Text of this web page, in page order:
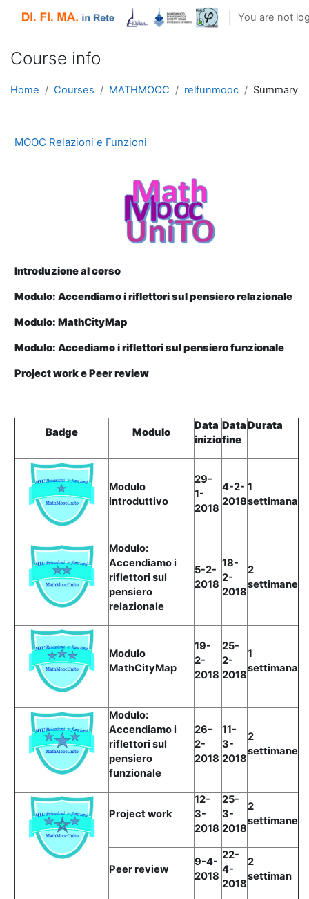
You are not
Course info
Home Courses MATHMOOC relfunmooc Summary
MOOC Relazioni e Funzioni
Introduzione al corso
Modulo: Accendiamo i riflettori sul pensiero relazionale
Modulo: MathCityMap
Modulo: Accediamo i riflettori sul pensiero funzionale
Project work e Peer review
Badge Modulo
Data
inizio
Data
fine
Durata
Modulo
introduttivo
29-
1-
2018
4-2-
2018
1
settimana
Modulo:
Accendiamo i
riflettori sul
pensiero
relazionale
5-2-
2018
18-
2-
2018
2
settimane
Modulo
MathCityMap
19-
2-
2018
25-
2-
2018
1
settimana
Modulo:
Accendiamo i
riflettori sul
pensiero
funzionale
26-
2-
2018
11-
3-
2018
2
settimane
Project work
12-
3-
2018
25-
3-
2018
2
settimane
Peer review
9-4-
2018
22-
4-
2018
2
settiman